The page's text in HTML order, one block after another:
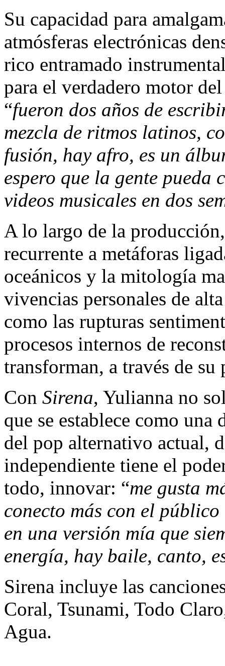
Su capacidad para
atmósferas electrónicas
rico entramado
para el verdadero motor
“fueron dos años de
mezcla de ritmos latinos,
fusión, hay afro, es un
espero que la gente pueda
videos musicales en dos
A lo largo de la
recurrente a metáforas
oceánicos y la mitología
vivencias personales de
como las rupturas
procesos internos de
transforman, a través de su
Con Sirena, Yulianna no
que se establece como una
del pop alternativo actual,
independiente tiene el
todo, innovar: “me gusta
conecto más con el
en una versión mía que
energía, hay baile, canto,
Sirena incluye las
Coral, Tsunami, Todo
Agua.